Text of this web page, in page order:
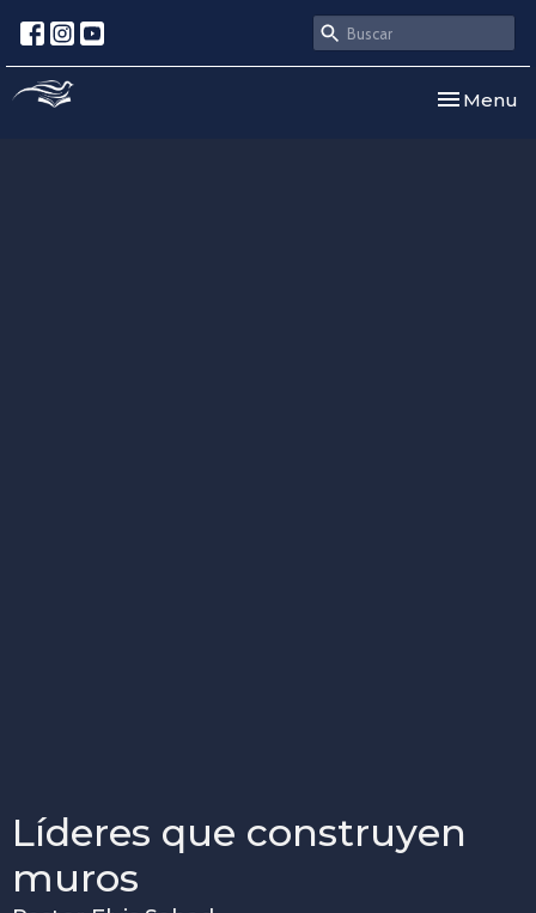
Toggle
Menu
Líderes que construyen
muros